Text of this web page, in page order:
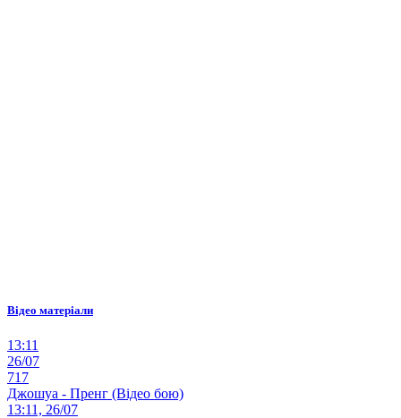
Відео матеріали
13:11
26/07
717
Джошуа - Пренг (Відео бою)
13:11, 26/07